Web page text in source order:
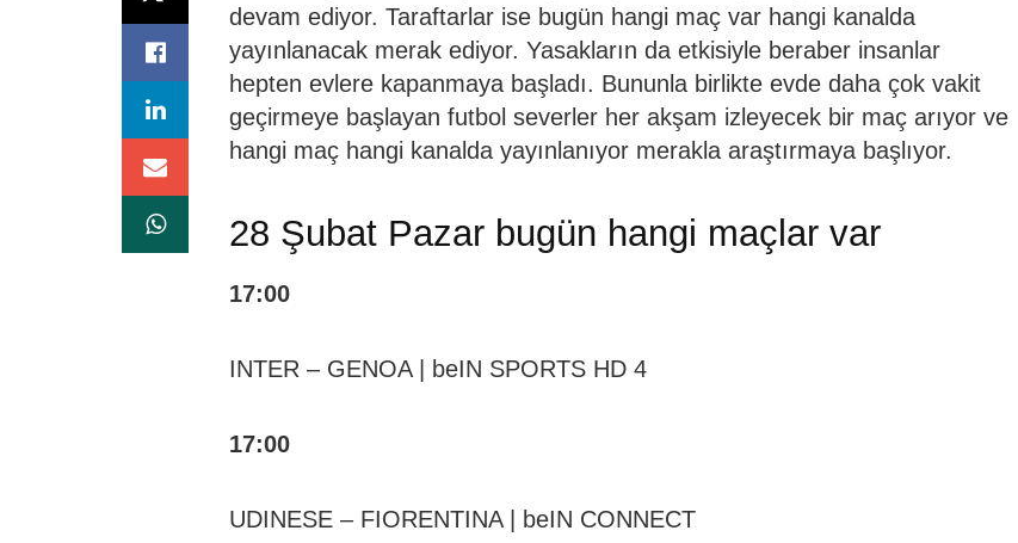
devam ediyor. Taraftarlar ise bugün hangi maç var hangi kanalda
yayınlanacak merak ediyor. Yasakların da etkisiyle beraber insanlar
hepten evlere kapanmaya başladı. Bununla birlikte evde daha çok vakit
geçirmeye başlayan futbol severler her akşam izleyecek bir maç arıyor ve
hangi maç hangi kanalda yayınlanıyor merakla araştırmaya başlıyor.
28 Şubat Pazar bugün hangi maçlar var
17:00
INTER – GENOA | beIN SPORTS HD 4
17:00
UDINESE – FIORENTINA | beIN CONNECT